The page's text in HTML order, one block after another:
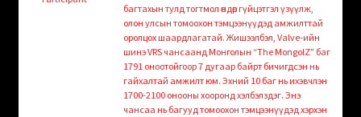
menu
Login/Create Account
багтахын тулд тогтмол өндөр гүйцэтгэл үзүүлж,
олон улсын томоохон тэмцээнүүдэд амжилттай
оролцох шаардлагатай. Жишээлбэл, Valve-ийн
шинэ VRS чансаанд Монголын “The MongolZ” баг
1791 оноотойгоор 7 дугаар байрт бичигдсэн нь
гайхалтай амжилт юм. Эхний 10 баг нь ихэвчлэн
1700-2100 онооны хооронд хэлбэлздэг. Энэ
чансаа нь багууд томоохон тэмцээнүүдэд хэрхэн